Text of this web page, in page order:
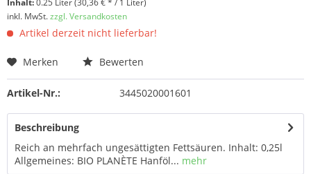
Inhalt:0.25 Liter (30,36 € * / 1 Liter)
inkl. MwSt.zzgl. Versandkosten
Artikel derzeit nicht lieferbar!
Merken Bewerten
Artikel-Nr.: 3445020001601
Beschreibung
Reich an mehrfach ungesättigten Fettsäuren. Inhalt: 0,25l
Allgemeines: BIO PLANÈTE Hanföl... mehr